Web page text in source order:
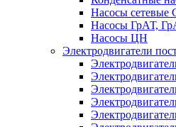
Насосы сетевые
Насосы ГрАТ,
Насосы ЦН
Электродвигатели